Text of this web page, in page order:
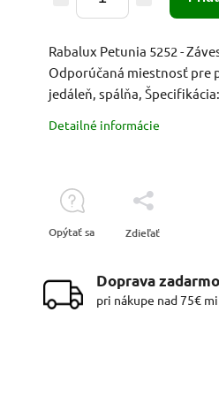
Rabalux Petunia 5252 -
Odporúčaná miestnosť pre
jedáleň, spálňa,
Detailné informácie
Opýtať sa Zdieľať
Doprava zadarmo
pri nákupe nad 75€